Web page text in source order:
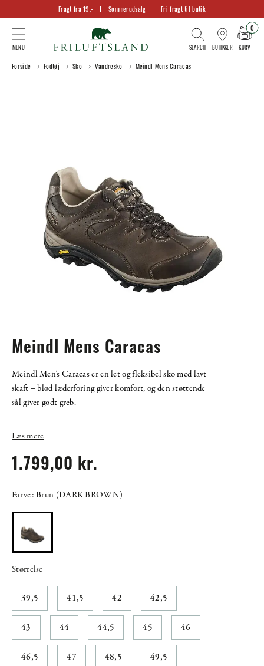
Fragt fra 19,- Sommerudsalg Fri fragt til butik
BUTIKKER KURV
0
Forside Fodtøj Sko Vandresko Meindl Mens Caracas
Meindl Mens Caracas
Meindl Men’s Caracas er en let og fleksibel sko med lavt
skaft – blød læderforing giver komfort, og den støttende
sål giver godt greb.
Læs mere
1.799,00 kr.
Farve: Brun (DARK BROWN)
Størrelse
39,5 41,5 42 42,5
43 44 44,5 45 46
46,5 47 48,5 49,5